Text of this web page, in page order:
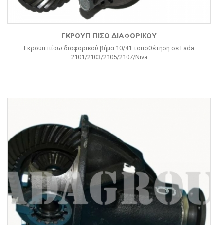
ΓΚΡΟΥΠ ΠΊΣΩ ΔΙΑΦΟΡΙΚΟΎ
Γκρουπ πίσω διαφορικού βήμα 10/41 τοποθέτηση σε Lada
2101/2103/2105/2107/Niva